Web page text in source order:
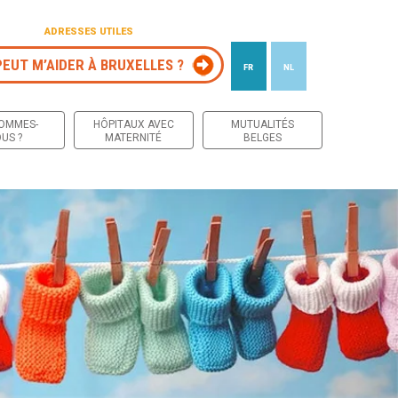
ADRESSES UTILES
M’AIDER À BRUXELLES ? FR NL
?
HÔPITAUX AVEC
MATERNITÉ
MUTUALITÉS
BELGES